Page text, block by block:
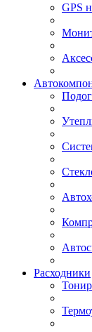
GPS
Расходники